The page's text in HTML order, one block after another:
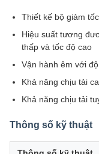
Thiết kế bộ giảm
Hiệu suất tương
thấp và tốc độ cao
Vận hành êm với
Khả năng chịu tải
Khả năng chịu tải
Thông số kỹ thuật